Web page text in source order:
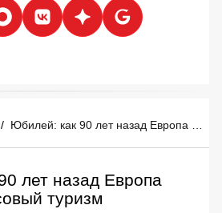
/
лет назад Европа
туризм